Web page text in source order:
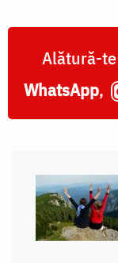
Alătură-
WhatsApp,